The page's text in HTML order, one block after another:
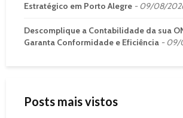
Estratégico em Porto Alegre
09/08/
Descomplique a Contabilidade da sua
Garanta Conformidade e Eficiência
09/
Posts mais vistos